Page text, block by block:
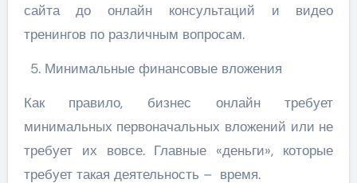
сайта до онлайн консультаций и видео
тренингов по различным вопросам.
Минимальные финансовые вложения
Как правило, бизнес онлайн требует
минимальных первоначальных вложений или не
требует их вовсе. Главные «деньги», которые
требует такая деятельность – время.